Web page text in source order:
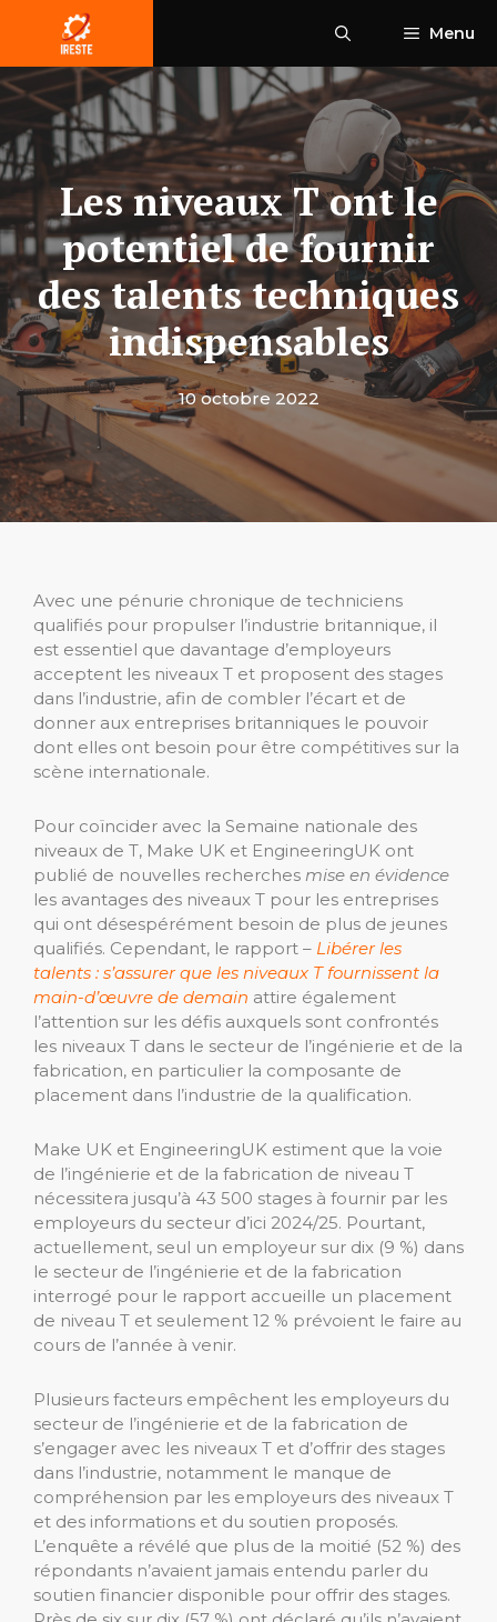
contenu
Menu
Les niveaux T ont le
potentiel de fournir
des talents techniques
indispensables
10 octobre 2022
Avec une pénurie chronique de techniciens
qualifiés pour propulser l’industrie britannique, il
est essentiel que davantage d’employeurs
acceptent les niveaux T et proposent des stages
dans l’industrie, afin de combler l’écart et de
donner aux entreprises britanniques le pouvoir
dont elles ont besoin pour être compétitives sur la
scène internationale.
Pour coïncider avec la Semaine nationale des
niveaux de T, Make UK et EngineeringUK ont
publié de nouvelles recherches mise en évidence
les avantages des niveaux T pour les entreprises
qui ont désespérément besoin de plus de jeunes
qualifiés. Cependant, le rapport – Libérer les
talents : s’assurer que les niveaux T fournissent la
main-d’œuvre de demain attire également
l’attention sur les défis auxquels sont confrontés
les niveaux T dans le secteur de l’ingénierie et de la
fabrication, en particulier la composante de
placement dans l’industrie de la qualification.
Make UK et EngineeringUK estiment que la voie
de l’ingénierie et de la fabrication de niveau T
nécessitera jusqu’à 43 500 stages à fournir par les
employeurs du secteur d’ici 2024/25. Pourtant,
actuellement, seul un employeur sur dix (9 %) dans
le secteur de l’ingénierie et de la fabrication
interrogé pour le rapport accueille un placement
de niveau T et seulement 12 % prévoient le faire au
cours de l’année à venir.
Plusieurs facteurs empêchent les employeurs du
secteur de l’ingénierie et de la fabrication de
s’engager avec les niveaux T et d’offrir des stages
dans l’industrie, notamment le manque de
compréhension par les employeurs des niveaux T
et des informations et du soutien proposés.
L’enquête a révélé que plus de la moitié (52 %) des
répondants n’avaient jamais entendu parler du
soutien financier disponible pour offrir des stages.